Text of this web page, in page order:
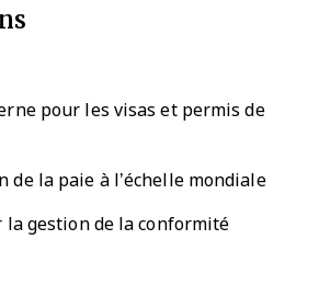
pour les visas et permis de
de la paie à l’échelle mondiale
la gestion de la conformité